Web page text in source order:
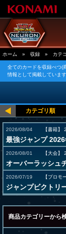
ホーム » 収録 » カテ
全てのカードを収録べつ(
情報として掲載しています
商品カテゴリーから
2026/08/04 【書籍】
最強ジャンプ
2026/08/01 【大会】
オーバーラッシュ
2026/07/19 【プロモ
ジャンプビクトリ